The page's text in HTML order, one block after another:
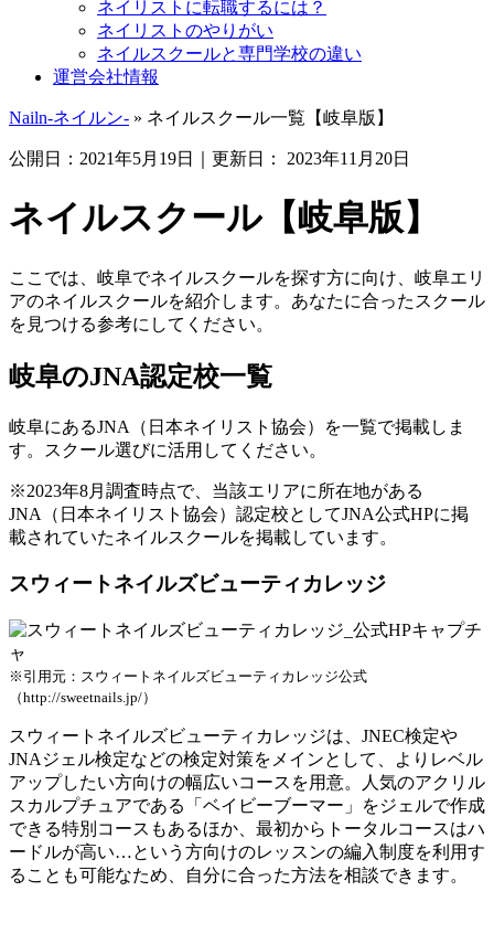
ネイリストに転職するには？
ネイリストのやりがい
ネイルスクールと専門学校の違い
運営会社情報
Nailn-ネイルン- » ネイルスクール一覧【岐阜版】
公開日： 2021年5月19日 ｜更新日： 2023年11月20日
ネイルスクール【岐阜版】
ここでは、岐阜でネイルスクールを探す方に向け、岐阜エリ
アのネイルスクールを紹介します。あなたに合ったスクール
を見つける参考にしてください。
岐阜のJNA認定校一覧
岐阜にあるJNA（日本ネイリスト協会）を一覧で掲載しま
す。スクール選びに活用してください。
※2023年8月調査時点で、当該エリアに所在地がある
JNA（日本ネイリスト協会）認定校としてJNA公式HPに掲
載されていたネイルスクールを掲載しています。
スウィートネイルズビューティカレッジ
※引用元：スウィートネイルズビューティカレッジ公式
（http://sweetnails.jp/）
スウィートネイルズビューティカレッジは、JNEC検定や
JNAジェル検定などの検定対策をメインとして、よりレベル
アップしたい方向けの幅広いコースを用意。人気のアクリル
スカルプチュアである「ベイビーブーマー」をジェルで作成
できる特別コースもあるほか、最初からトータルコースはハ
ードルが高い…という方向けのレッスンの編入制度を利用す
ることも可能なため、自分に合った方法を相談できます。